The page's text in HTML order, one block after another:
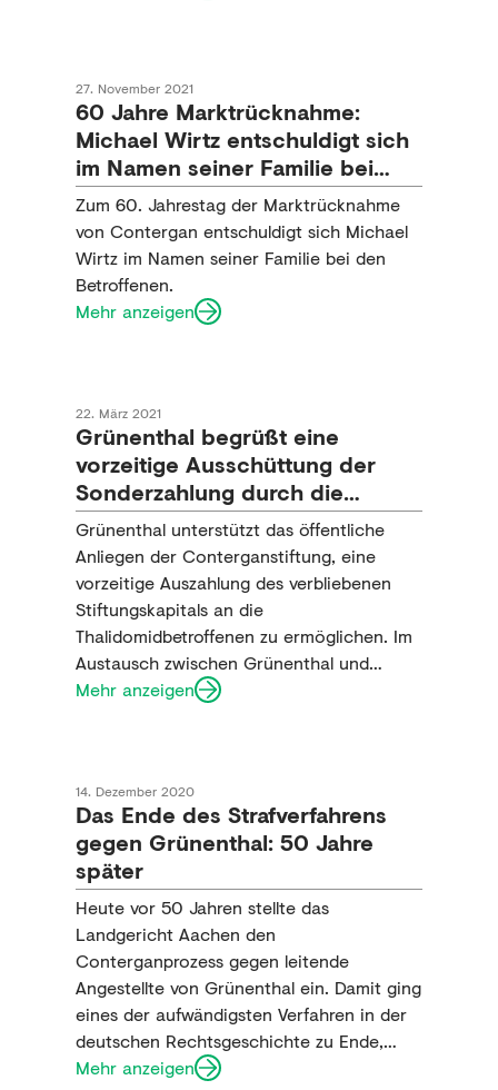
27. November 2021
60 Jahre Marktrücknahme:
Michael Wirtz entschuldigt sich
im Namen seiner Familie bei
Betroffenen
Zum 60. Jahrestag der Marktrücknahme
von Contergan entschuldigt sich Michael
Wirtz im Namen seiner Familie bei den
Betroffenen.
Mehr anzeigen
22. März 2021
Grünenthal begrüßt eine
vorzeitige Ausschüttung der
Sonderzahlung durch die
Conterganstiftung
Grünenthal unterstützt das öffentliche
Anliegen der Conterganstiftung, eine
vorzeitige Auszahlung des verbliebenen
Stiftungskapitals an die
Thalidomidbetroffenen zu ermöglichen. Im
Austausch zwischen Grünenthal und
Betroffenen wurde deutlich, dass eine
als die bisher laufenden jährlichen
Sonderzahlungen.
Mehr anzeigen
14. Dezember 2020
Das Ende des Strafverfahrens
gegen Grünenthal: 50 Jahre
später
Heute vor 50 Jahren stellte das
Landgericht Aachen den
Conterganprozess gegen leitende
Angestellte von Grünenthal ein. Damit ging
eines der aufwändigsten Verfahren in der
deutschen Rechtsgeschichte zu Ende,
denn die juristischen und medizinischen
Mehr anzeigen